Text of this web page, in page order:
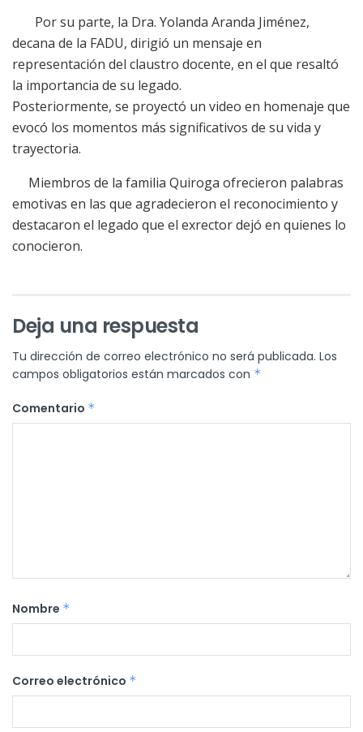
Por su parte, la Dra. Yolanda Aranda Jiménez,
decana de la FADU, dirigió un mensaje en
representación del claustro docente, en el que resaltó
la importancia de su legado.
Posteriormente, se proyectó un video en homenaje que
evocó los momentos más significativos de su vida y
trayectoria.
Miembros de la familia Quiroga ofrecieron palabras
emotivas en las que agradecieron el reconocimiento y
destacaron el legado que el exrector dejó en quienes lo
conocieron.
Deja una respuesta
Tu dirección de correo electrónico no será publicada. Los
campos obligatorios están marcados con *
Comentario *
Nombre *
Correo electrónico *